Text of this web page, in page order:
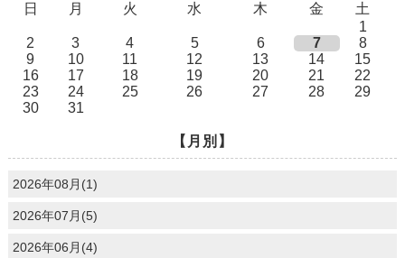
日
月 火 水 木 金
土
1
2
3 4 5 6 7
8
9
10 11 12 13 14
15
16
17 18 19 20 21
22
23
24 25 26 27 28
29
30
31
【月別】
2026年08月(1)
2026年07月(5)
2026年06月(4)